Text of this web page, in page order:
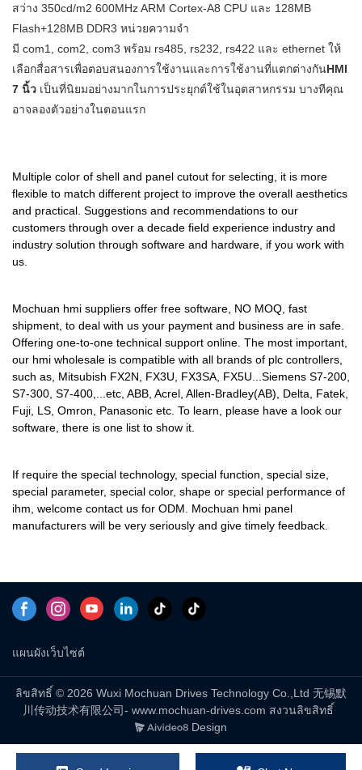
สว่าง 350cd/m2 600MHz ARM Cortex-A8 CPU และ 128MB
Flash+128MB DDR3 หน่วยความจำ
มี com1, com2, com3 พร้อม rs485, rs232, rs422 และ ethernet ให้
เลือกสื่อสารเพื่อตอบสนองการใช้งานและการใช้งานที่แตกต่างกันHMI
7 นิ้ว เป็นที่นิยมอย่างมากในการประยุกต์ใช้ในอุตสาหกรรม บางทีคุณ
อาจลองตัวอย่างในตอนแรก
ตำแหน่งที่อยู่ยงคงกระพันในการ
แข่งขันที่ดุเดือด ดังนั้นจึงมีการใช้
งานในหลากหลายสาขา รวมถึง
จอภาพระบบสัมผัส
ตลาดMOCHUAN สรุปข้อ
บกพร่องของผลิตภัณฑ์ที่ผ่านมา
dc24v ip65 อีเธอร์เน็ตสามารถ
ปรับแต่งตามความต้องการของ
คุณเทคโนโลยีมีความสำคัญใน
การผลิตผลิตภัณฑ์ ในฐานะชนิด
ของหน้าจอสัมผัสแบบ capacitive
สามารถพบได้อย่างกว้างขวางใน
สถานการณ์การใช้งานของ
จอภาพแบบสัมผัส
Multiple color of shell and panel cutout for selecting, it is more
flexible to match different project to improve the overall aesthetics
and practical. Suggestions and recommendations to our
customers through over a decade field experience industry and
industry solution through software and hardware, if you work with
us.
Mochuan hmi suppliers offer free software, NO MOQ, fast
shipment, to deal with us your payment and business are in safe.
Offering one-to-one technical support online. The most important,
our hmi wholesale is compatible with all brands of plc controllers,
such as, Mitsubish FX2N, FX3U, FX3SA, FX5U...Siemens S7-200,
S7-300, S7-400,...etc, ABB, Acrel, Allen-Bradley(AB), Delta, Fatek,
Fuji, LS, Omron, Panasonic etc. To learn, please have a look our
software, there is one list to show it.
If require the special technology, special function, special size,
special parameter, special color, shape or special performance of
ihm, welcome contact us for ODM. Mochuan hmi panel
manufacturers will be very seriously and give timely feedback.
แผนผังเว็บไซต์
ลิขสิทธิ์ © 2026 Wuxi Mochuan Drives Technology Co.,Ltd 无锡默
川传动技术有限公司- www.mochuan-drives.com สงวนลิขสิทธิ์
Design